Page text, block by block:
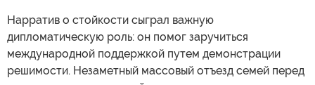
Нарратив о стойкости сыграл важную
дипломатическую роль: он помог заручиться
международной поддержкой путем демонстрации
решимости. Незаметный массовый отъезд семей перед